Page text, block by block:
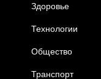
Здоровье
Технологии
Общество
Транспорт